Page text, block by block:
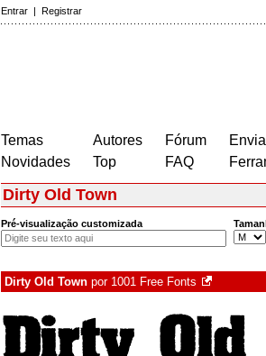
Entrar | Registrar
Temas
Novidades
Autores
Top
Fórum
FAQ
Dirty Old Town
Pré-visualização customizada
Dirty Old Town por 1001 Free Fonts